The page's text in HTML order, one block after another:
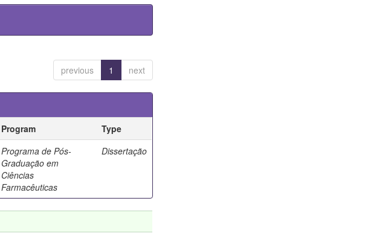
previous 1 next
Program
Type
Programa de Pós-
Graduação em
Ciências
Farmacêuticas
Dissertação